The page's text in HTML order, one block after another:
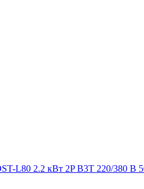
L80 2.2 кВт 2P B3T 220/380 В